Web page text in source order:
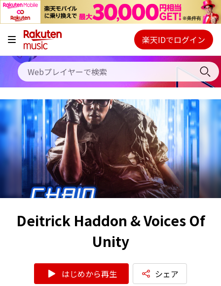
キャンペーン
料金プラン
使い方
初回30日間無料お試し
Webプレイヤー
ご契約内容の確認・変更
楽天IDでログイン
Deitrick Haddon & Voices Of
Unity
はじめから再生 シェア